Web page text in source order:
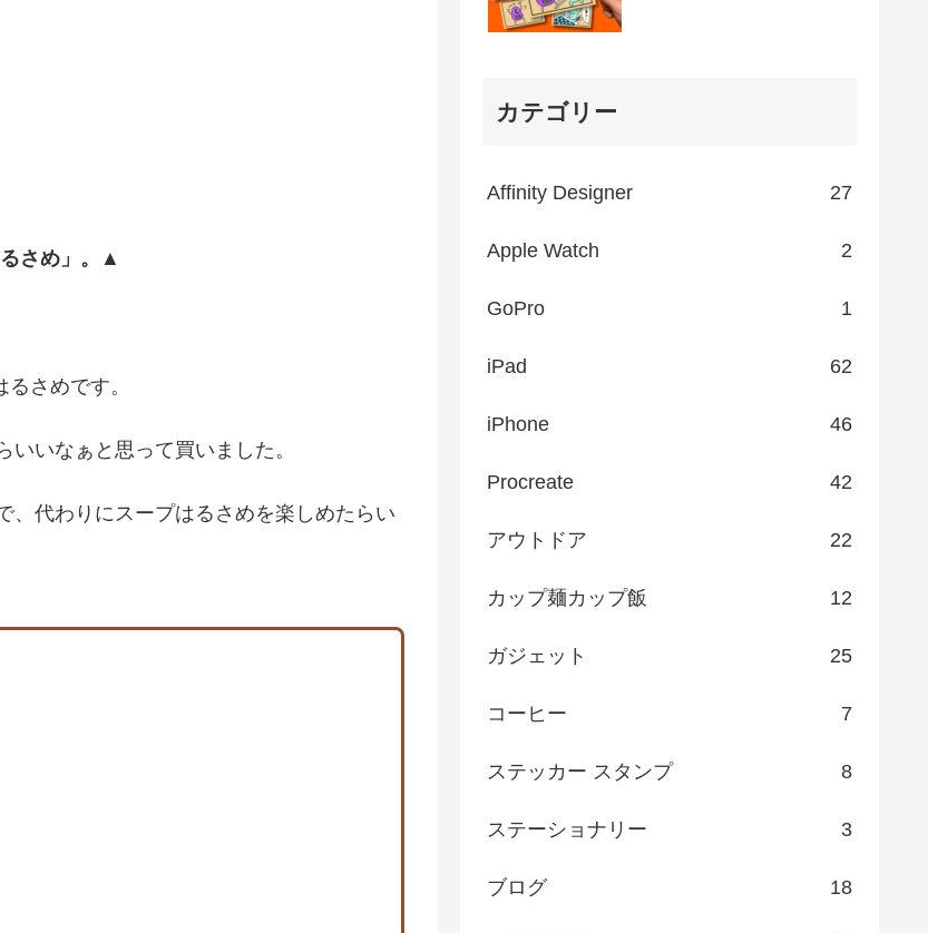
さめ」。▲
さめです。
いなぁと思って買いました。
、代わりにスープはるさめを楽しめたらい
カテゴリー
Affinity Designer 27
Apple Watch 2
GoPro 1
iPad 62
iPhone 46
Procreate 42
アウトドア 22
カップ麺カップ飯 12
ガジェット 25
コーヒー 7
ステッカー スタンプ 8
ステーショナリー 3
ブログ 18